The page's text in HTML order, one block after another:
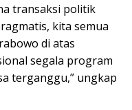
transaksi politik
kita semua
di atas
segala program
terganggu,” ungkap